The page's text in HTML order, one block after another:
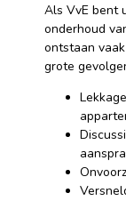
Als VvE bent
onderhoud
ontstaan
grote